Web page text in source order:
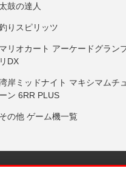
太鼓の達人
りスピリッツ
マリオカート アーケードグラン
リDX
岸ミッドナイト マキシマムチュ
ーン 6RR PLUS
その他 ゲーム機一覧